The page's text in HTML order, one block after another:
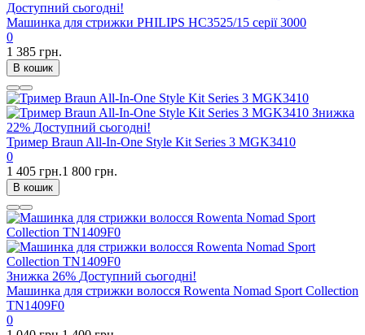
Доступний сьогодні!
Машинка для стрижки PHILIPS HC3525/15 серії 3000
0
1 385 грн.
В кошик
Знижка
22% Доступний сьогодні!
Тример Braun All-In-One Style Kit Series 3 MGK3410
0
1 405 грн.1 800 грн.
В кошик
Знижка 26% Доступний сьогодні!
Машинка для стрижки волосся Rowenta Nomad Sport Collection
TN1409F0
0